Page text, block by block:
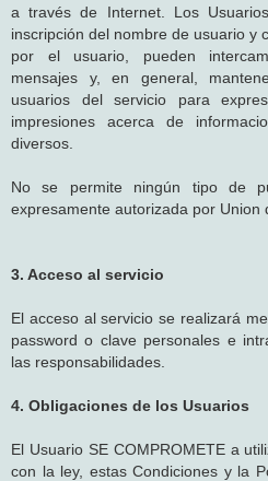
a través de Internet. Los
inscripción del nombre de usuario y
por el usuario, pueden
mensajes y, en general,
usuarios del servicio para
impresiones acerca de
diversos.
No se permite ningún tipo de
expresamente autorizada por Union
3. Acceso al servicio
El acceso al servicio se realizará
password o clave personales e
las responsabilidades.
4. Obligaciones de los Usuarios
El Usuario SE COMPROMETE a
con la ley, estas Condiciones y la